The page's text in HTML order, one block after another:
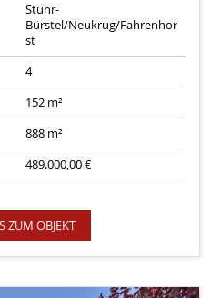
Stuhr-
Bürstel/Neukrug/Fahrenhor
st
4
152 m²
888 m²
489.000,00 €
ZUM OBJEKT